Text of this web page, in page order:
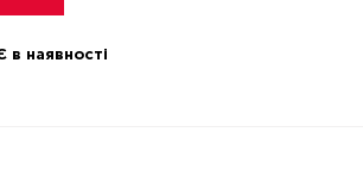
в наявності